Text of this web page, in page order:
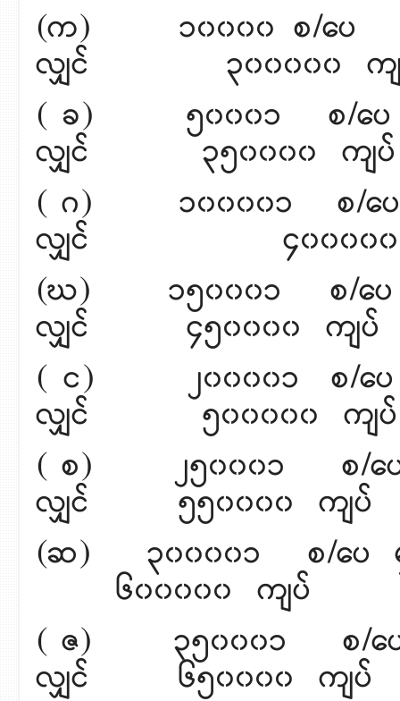
(က) ၁၀၀၀၀ စ/ပေ
လျှင် ၃၀၀၀၀၀ က
( ခ) ၅၀၀၀၁ စ/ပေ
လျှင် ၃၅၀၀၀၀ ကျပ်
( ဂ) ၁၀၀၀၀၁ စ/ပေ
လျှင် ၄၀၀၀၀၀
(ဃ) ၁၅၀၀၀၁ စ/ပေ
လျှင် ၄၅၀၀၀၀ ကျပ်
( င) ၂၀၀၀၀၁ စ/ပေ
လျှင် ၅၀၀၀၀၀ ကျပ်
( စ) ၂၅၀၀၀၁ စ/ပေ
လျှင် ၅၅၀၀၀၀ ကျပ်
(ဆ) ၃၀၀၀၀၁ စ/ပေ မှ
၆၀၀၀၀၀ ကျပ်
( ဇ) ၃၅၀၀၀၁ စ/ပေ
လျှင် ၆၅၀၀၀၀ ကျပ်